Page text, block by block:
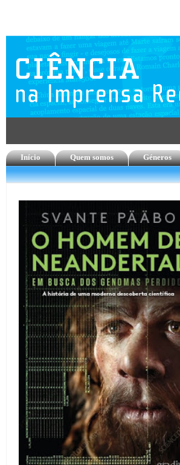
Início Quem somos Géneros